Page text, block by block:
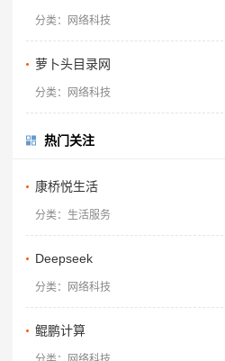
分类：网络科技
萝卜头目录网
分类：网络科技
热门关注
康桥悦生活
分类：生活服务
Deepseek
分类：网络科技
鲲鹏计算